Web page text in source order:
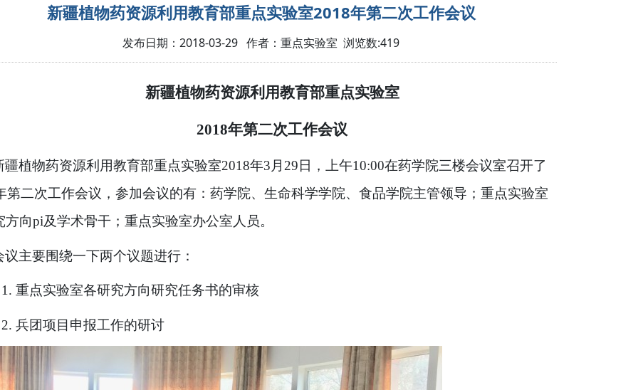
新疆植物药资源利用教育部重点实验室2018年第二次工作会议
发布日期：2018-03-29 作者：重点实验室 浏览数:419
新疆植物药资源利用教育部重点实验室
2018年第二次工作会议
疆植物药资源利用教育部重点实验室2018年3月 29日，上午10:00在药学院三楼会议室召开了
第二次工作会议，参加会议的有：药学院、生命科学学院、食品学院主管领导；重点实验室
方向pi及学术骨干；重点实验室办公室人员。
议主要围绕一下两个议题进行：
重点实验室各研究方向研究任务书的审核
兵团项目申报工作的研讨